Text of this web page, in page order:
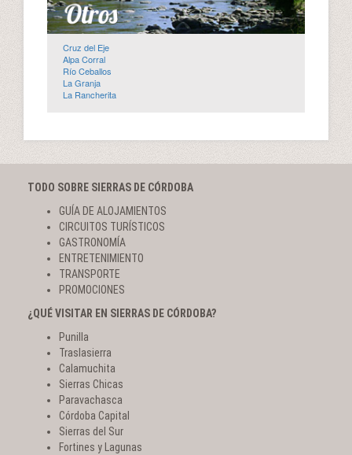
Cruz del Eje
Alpa Corral
Río Ceballos
La Granja
La Rancherita
TODO SOBRE SIERRAS DE CÓRDOBA
GUÍA DE ALOJAMIENTOS
CIRCUITOS TURÍSTICOS
GASTRONOMÍA
ENTRETENIMIENTO
TRANSPORTE
PROMOCIONES
¿QUÉ VISITAR EN SIERRAS DE CÓRDOBA?
Punilla
Traslasierra
Calamuchita
Sierras Chicas
Paravachasca
Córdoba Capital
Sierras del Sur
Fortines y Lagunas